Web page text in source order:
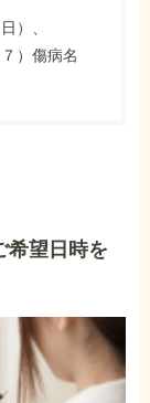
）、
）傷病名
希望日時を